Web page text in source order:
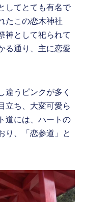
してとても有名で
たこの恋木神社
神として祀られて
る通り、主に恋愛
違うピンクが多く
立ち、大変可愛ら
道には、ハートの
り、「恋参道」と